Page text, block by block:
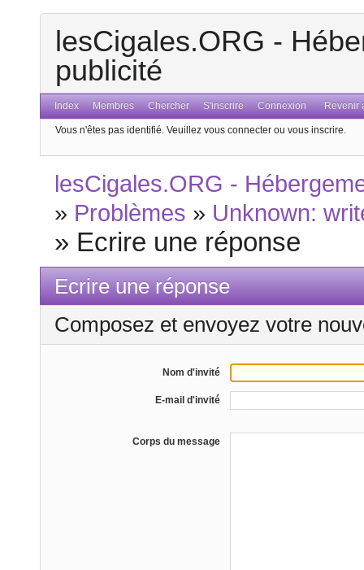
lesCigales.ORG -
publicité
Index Membres Chercher S'inscrire Connexion Revenir
Vous n'êtes pas identifié. Veuillez vous connecter ou vous inscrire.
lesCigales.ORG -
» Problèmes » Unknown:
» Ecrire une réponse
Ecrire une réponse
Composez et envoyez votre
Nom d'invité
E-mail d'invité
Corps du message